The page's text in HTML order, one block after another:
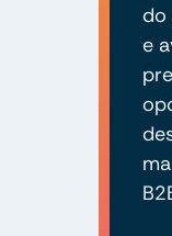
do
e